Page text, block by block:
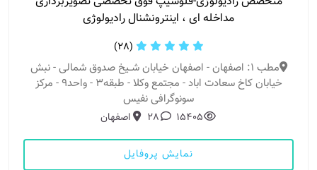
مداخله ای ، اینترونشنال رادیولوژی
(28)
مطب 1: اصفهان - اصفهان خیابان شــیخ صدوق شمالی - نبش
خیابان کاخ سعادت اباد - مجتمع وکلا - طبقه۳ - واحد۹ - مرکز
سونوگرافی نفیس
15405
28 اصفهان
نمایش پروفایل